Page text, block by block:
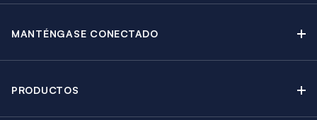
MANTÉNGASE CONECTADO
PRODUCTOS